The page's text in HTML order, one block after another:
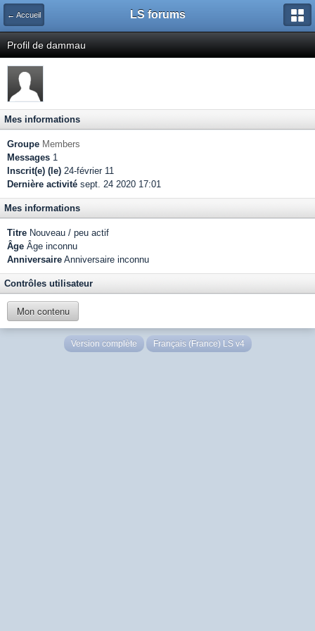
← Accueil LS forums
Profil de dammau
Mes informations
Groupe Members
Messages 1
Inscrit(e) (le) 24-février 11
Dernière activité sept. 24 2020 17:01
Mes informations
Titre Nouveau / peu actif
Âge Âge inconnu
Anniversaire Anniversaire inconnu
Contrôles utilisateur
Mon contenu
Version complète Français (France) LS v4